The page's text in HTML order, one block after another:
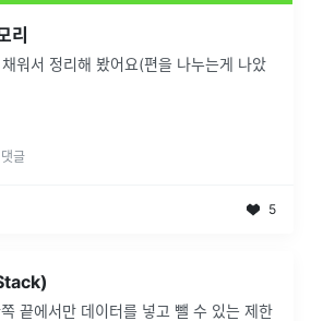
리
워서 정리해 봤어요(편을 나누는게 나았
글
5
끝에서만 데이터를 넣고 뺄 수 있는 제한